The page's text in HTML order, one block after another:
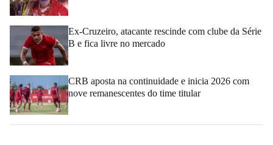
Ex-Cruzeiro, atacante rescinde com clube da Série
B e fica livre no mercado
CRB aposta na continuidade e inicia 2026 com
nove remanescentes do time titular